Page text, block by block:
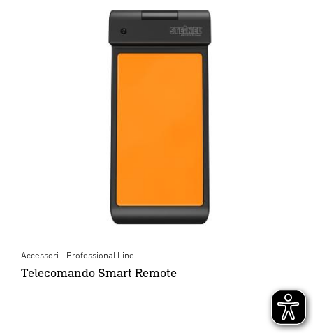
Accessori - Professional Line
Telecomando Smart Remote